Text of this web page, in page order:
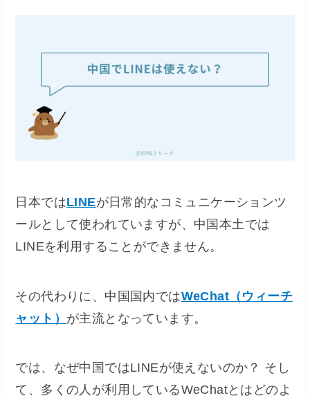
日本ではLINEが日常的なコミュニケーションツ
ールとして使われていますが、中国本土では
LINEを利用することができません。
その代わりに、中国国内ではWeChat（ウィーチ
ャット） が主流となっています。
では、なぜ中国ではLINEが使えないのか？ そし
て、多くの人が利用しているWeChatとはどのよ